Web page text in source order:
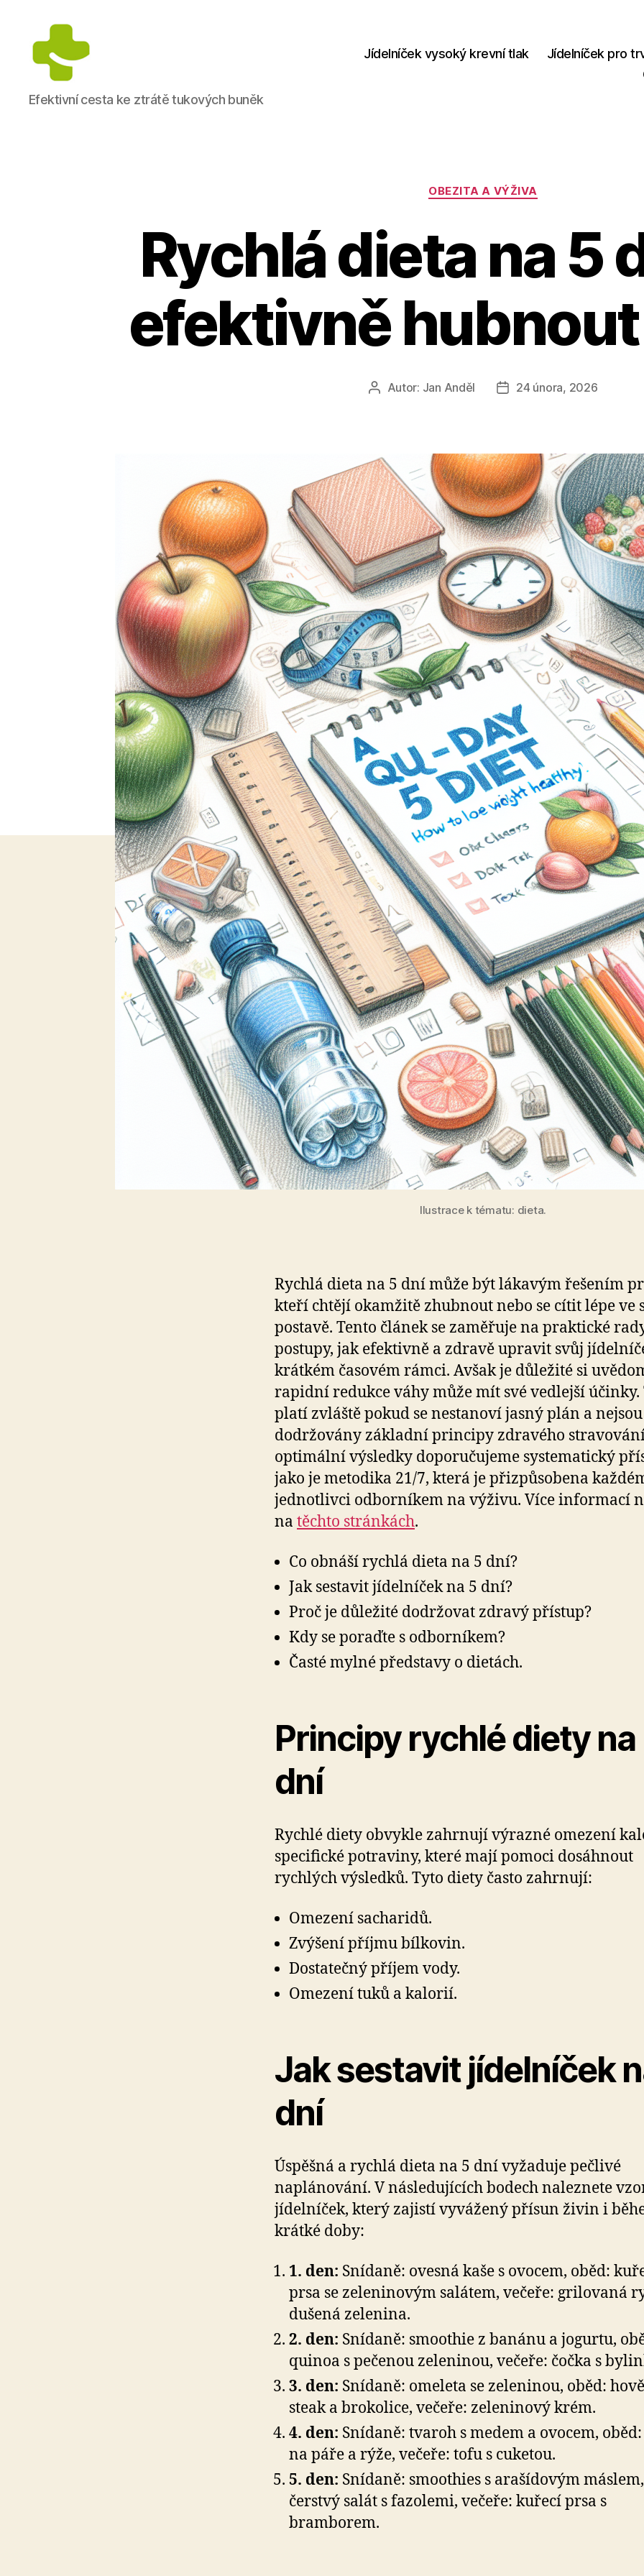
Dietologické
centrum
Efektivní cesta ke ztrátě tukových buněk
Jídelníček vysoký krevní tlak
Jídelníček pro
Rubriky
OBEZITA A VÝŽIVA
Rychlá dieta na 5
efektivně
AutorAutor: Jan Anděl
Datum
24 února, 2026
Ilustrace k tématu: dieta.
Rychlá dieta na 5 dní může být lákavým řešením
kteří chtějí okamžitě zhubnout nebo se cítit lépe ve
postavě. Tento článek se zaměřuje na praktické
postupy, jak efektivně a zdravě upravit svůj
krátkém časovém rámci. Avšak je důležité si
rapidní redukce váhy může mít své vedlejší účinky.
platí zvláště pokud se nestanoví jasný plán a nejsou
dodržovány základní principy zdravého
optimální výsledky doporučujeme systematický
jako je metodika 21/7, která je přizpůsobena
jednotlivci odborníkem na výživu. Více informací
na těchto stránkách.
Co obnáší rychlá dieta na 5 dní?
Jak sestavit jídelníček na 5 dní?
Proč je důležité dodržovat zdravý přístup?
Kdy se poraďte s odborníkem?
Časté mylné představy o dietách.
Principy rychlé diety na
dní
Rychlé diety obvykle zahrnují výrazné omezení
specifické potraviny, které mají pomoci dosáhnout
rychlých výsledků. Tyto diety často zahrnují:
Omezení sacharidů.
Zvýšení příjmu bílkovin.
Dostatečný příjem vody.
Omezení tuků a kalorií.
Jak sestavit jídelníček
dní
Úspěšná a rychlá dieta na 5 dní vyžaduje pečlivé
naplánování. V následujících bodech naleznete
jídelníček, který zajistí vyvážený přísun živin i
krátké doby:
1. den: Snídaně: ovesná kaše s ovocem, oběd:
prsa se zeleninovým salátem, večeře: grilovaná
dušená zelenina.
2. den: Snídaně: smoothie z banánu a jogurtu,
quinoa s pečenou zeleninou, večeře: čočka s
3. den: Snídaně: omeleta se zeleninou, oběd:
steak a brokolice, večeře: zeleninový krém.
4. den: Snídaně: tvaroh s medem a ovocem,
na páře a rýže, večeře: tofu s cuketou.
5. den: Snídaně: smoothies s arašídovým
čerstvý salát s fazolemi, večeře: kuřecí prsa s
bramborem.